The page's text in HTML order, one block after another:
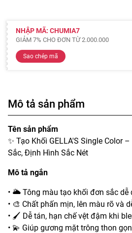
NHẬP MÃ: CHUMIA7
GIẢM 7% CHO ĐƠN TỪ 2.000.000
Sao chép mã
Mô tả sản phẩm
Tên sản phẩm
✨ Tạo Khối GELLA'S Single Color
Sắc, Định Hình Sắc Nét
Mô tả ngắn
• 🌥️ Tông màu tạo khối đơn sắc dễ
• 🎨 Chất phấn mịn, lên màu rõ và
• 🖌️ Dễ tán, hạn chế vệt đậm khi
• 💫 Giúp gương mặt trông thon